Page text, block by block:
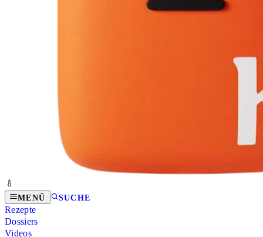
MENÜ SUCHE
Rezepte
Dossiers
Videos